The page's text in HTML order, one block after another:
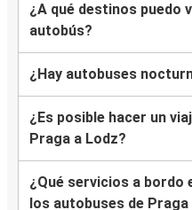
¿A qué destinos puedo
autobús?
¿Hay autobuses
¿Es posible hacer un
Praga a Lodz?
¿Qué servicios a bordo
los autobuses de Praga